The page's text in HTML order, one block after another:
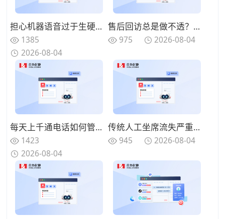
担心机器语音过于生硬？AI电话系统已实现“情绪识别”与动态回复
1385
2026-08-04
售后回访总是做不透？利用AI电话系统搭建“自动化温暖”客户关怀体系
975 2026-08-04
每天上千通电话如何管理？智能语音分析让AI电话系统成为质检好帮手
1423
2026-08-04
传统人工坐席流失严重？AI电话系统提供“辅助增强”方案而非简单替代
945 2026-08-04